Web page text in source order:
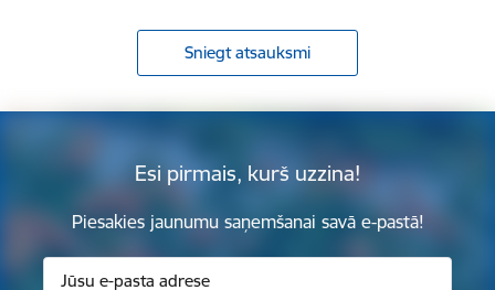
Sniegt atsauksmi
Esi pirmais, kurš uzzina!
Piesakies jaunumu saņemšanai savā e-pastā!